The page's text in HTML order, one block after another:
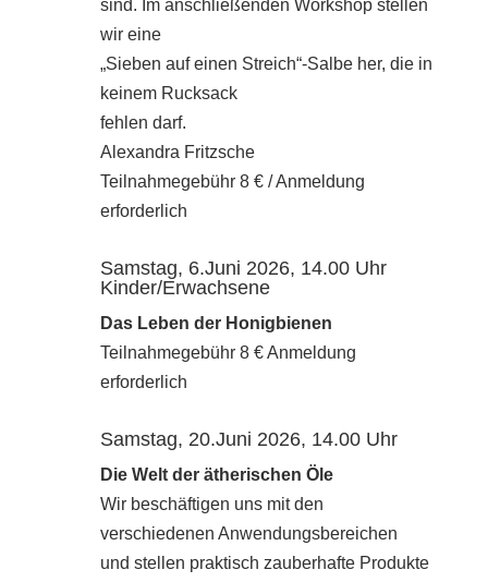
sind. Im anschließenden Workshop stellen
wir eine
„Sieben auf einen Streich“-Salbe her, die in
keinem Rucksack
fehlen darf.
Alexandra Fritzsche
Teilnahmegebühr 8 € / Anmeldung
erforderlich
Samstag, 6.Juni 2026, 14.00 Uhr
Kinder/Erwachsene
Das Leben der Honigbienen
Teilnahmegebühr 8 € Anmeldung
erforderlich
Samstag, 20.Juni 2026, 14.00 Uhr
Die Welt der ätherischen Öle
Wir beschäftigen uns mit den
verschiedenen Anwendungsbereichen
und stellen praktisch zauberhafte Produkte